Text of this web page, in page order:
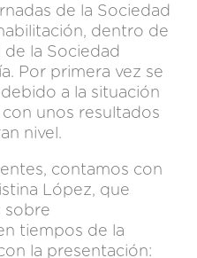
de la Sociedad
dentro de
de la Sociedad
Por primera vez se
a la situación
unos resultados
nivel.
contamos con
López, que
sobre
tiempos de la
la presentación: